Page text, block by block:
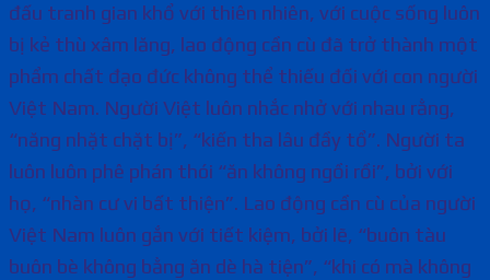
đấu tranh gian khổ với thiên nhiên, với cuộc sống luôn
bị kẻ thù xâm lăng, lao động cần cù đã trở thành một
phẩm chất đạo đức không thể thiếu đối với con người
Việt Nam. Người Việt luôn nhắc nhở với nhau rằng,
“năng nhặt chặt bị”, “kiến tha lâu đầy tổ”. Người ta
luôn luôn phê phán thói “ăn không ngồi rồi”, bởi với
họ, “nhàn cư vi bất thiện”. Lao động cần cù của người
Việt Nam luôn gắn với tiết kiệm, bởi lẽ, “buôn tàu
buôn bè không bằng ăn dè hà tiện”, “khi có mà không